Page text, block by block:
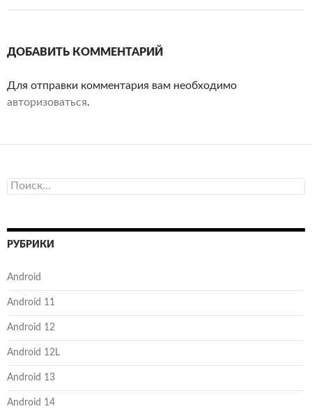
ДОБАВИТЬ КОММЕНТАРИЙ
Для отправки комментария вам необходимо
авторизоваться.
Найти:
РУБРИКИ
Android
Android 11
Android 12
Android 12L
Android 13
Android 14